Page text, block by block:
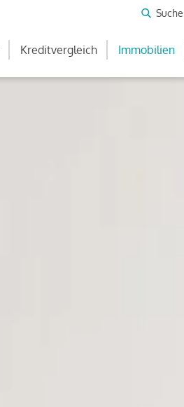
Suche
Kreditvergleich Immobilien